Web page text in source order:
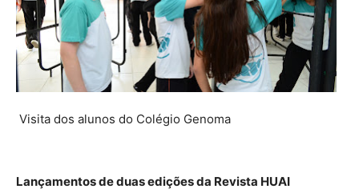
Visita dos alunos do Colégio Genoma
Lançamentos de duas edições da Revista HUAI